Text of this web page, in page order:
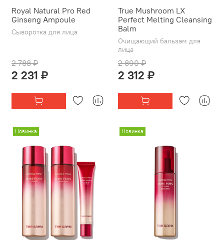
Royal Natural Pro Red
Ginseng Ampoule
Сыворотка для лица
2 788 ₽
2 231 ₽
True Mushroom LX
Perfect Melting Cleansing
Balm
Очищающий бальзам для
лица
2 890 ₽
2 312 ₽
Новинка Новинка